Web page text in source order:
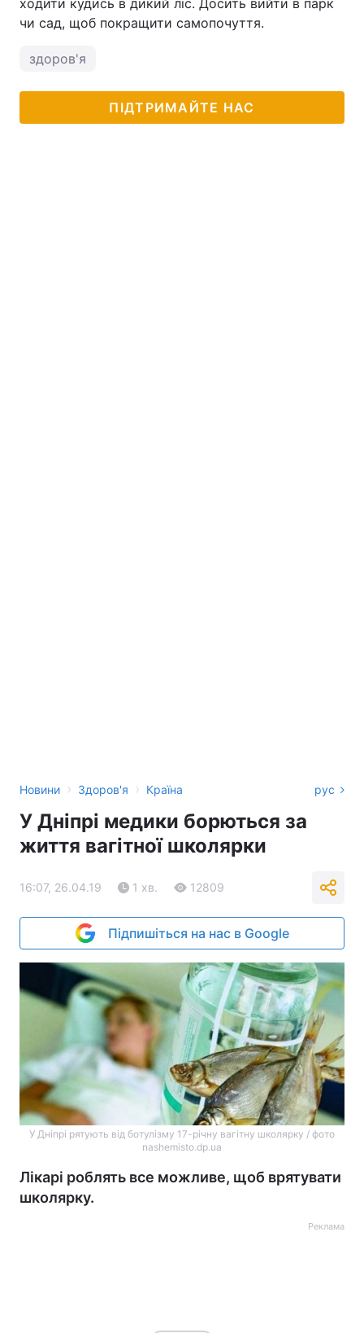
ходити кудись в дикий ліс. Досить вийти в парк
чи сад, щоб покращити самопочуття.
здоров'я
ПІДТРИМАЙТЕ НАС
Новини › Здоров'я › Країна рус
У Дніпрі медики борються за
життя вагітної школярки
16:07, 26.04.19 1 хв. 12809
Підпишіться на нас в Google
У Дніпрі рятують від ботулізму 17-річну вагітну школярку / фото
nashemisto.dp.ua
Лікарі роблять все можливе, щоб врятувати
школярку.
Реклама